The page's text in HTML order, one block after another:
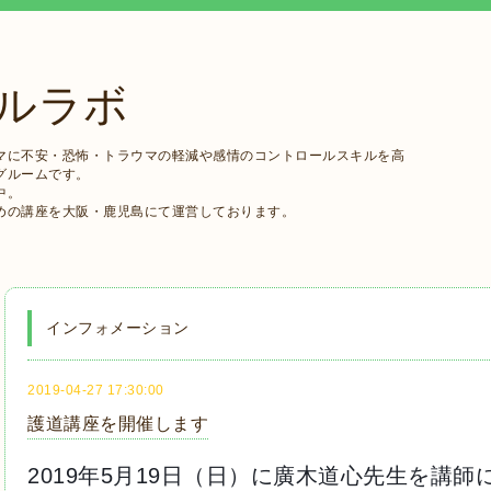
ラボ
不安・恐怖・トラウマの軽減や感情のコントロールスキルを高
ームです。
講座を大阪・鹿児島にて運営しております。
インフォメーション
2019-04-27 17:30:00
護道講座を開催します
2019年5月19日（日）に廣木道心先生を講師